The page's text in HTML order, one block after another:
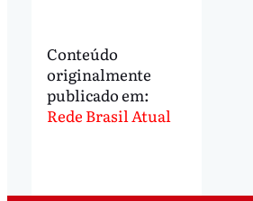
Conteúdo
originalmente
publicado em:
Rede Brasil Atual